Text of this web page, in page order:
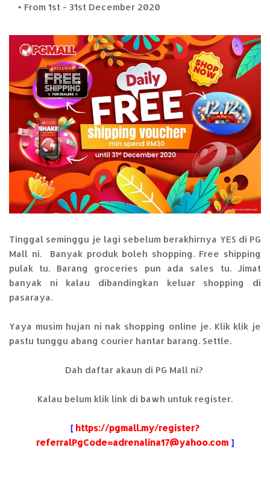
From 1st - 31st December 2020
Tinggal seminggu je lagi sebelum berakhirnya YES di PG
Mall ni. Banyak produk boleh shopping. Free shipping
pulak tu. Barang groceries pun ada sales tu. Jimat
banyak ni kalau dibandingkan keluar shopping di
pasaraya.
Yaya musim hujan ni nak shopping online je. Klik klik je
pastu tunggu abang courier hantar barang. Settle.
Dah daftar akaun di PG Mall ni?
Kalau belum klik link di bawh untuk register.
[ https://pgmall.my/register?
referralPgCode=adrenalina17@yahoo.com ]